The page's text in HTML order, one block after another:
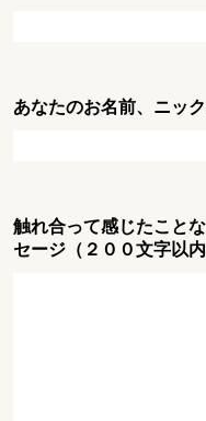
あなたのお名前、ニッ
触れ合って感じたこと
セージ（２００文字以内